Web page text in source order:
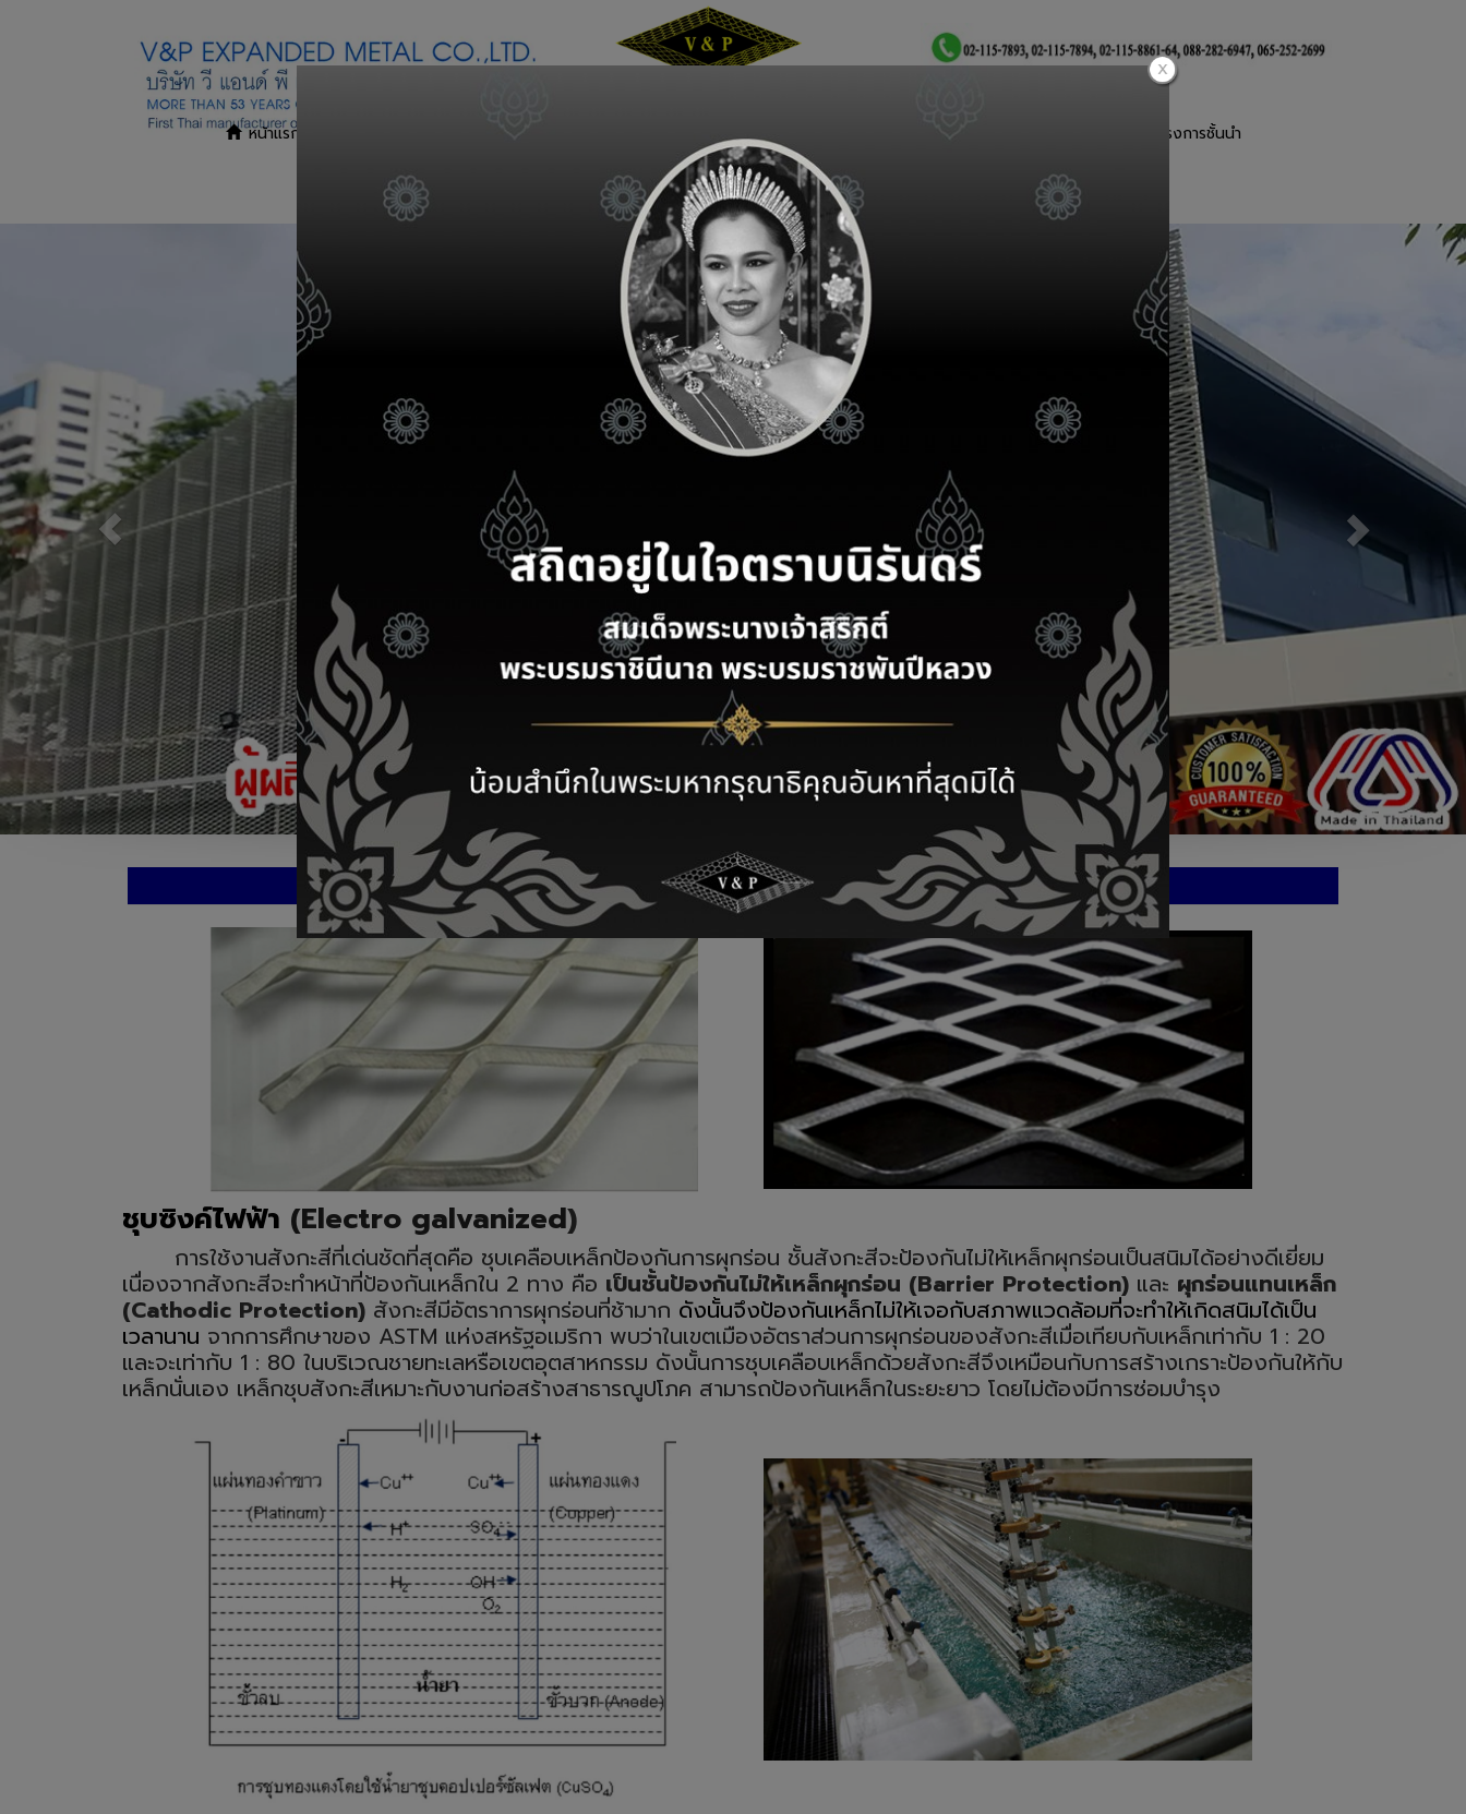
หน้าแรก คำถามพบบ่อย
โครงการชั้นนำ
ช่องทางจัดจำหน่าย
วีดีโอความรู้สินค้า
ตะแกรงเหล็กฉีกชุบซิงค์ไฟฟ้า/Electro Galvanized
ชุบซิงค์ไฟฟ้า (Electro galvanized)
การใช้งานสังกะสีที่เด่นชัดที่สุดคือ ชุบเคลือบเหล็กป้องกันการผุกร่อน ชั้นสังกะสีจะป้องกันไม่ให้เหล็กผุกร่อนเป็นสนิมได้อย่างดีเยี่ยม
เนื่องจากสังกะสีจะทำหน้าที่ป้องกันเหล็กใน 2 ทาง คือ เป็นชั้นป้องกันไม่ให้เหล็กผุกร่อน (Barrier Protection) และ ผุกร่อนแทนเหล็ก
(Cathodic Protection) สังกะสีมีอัตราการผุกร่อนที่ช้ามาก ดังนั้นจึงป้องกันเหล็กไม่ให้เจอกับสภาพแวดล้อมที่จะทำให้เกิดสนิมได้เป็น
เวลานาน จากการศึกษาของ ASTM แห่งสหรัฐอเมริกา พบว่าในเขตเมืองอัตราส่วนการผุกร่อนของสังกะสีเมื่อเทียบกับเหล็กเท่ากับ 1 : 20
และจะเท่ากับ 1 : 80 ในบริเวณชายทะเลหรือเขตอุตสาหกรรม ดังนั้นการชุบเคลือบเหล็กด้วยสังกะสีจึงเหมือนกับการสร้างเกราะป้องกันให้กับ
เหล็กนั่นเอง เหล็กชุบสังกะสีเหมาะกับงานก่อสร้างสาธารณูปโภค สามารถป้องกันเหล็กในระยะยาว โดยไม่ต้องมีการซ่อมบำรุง